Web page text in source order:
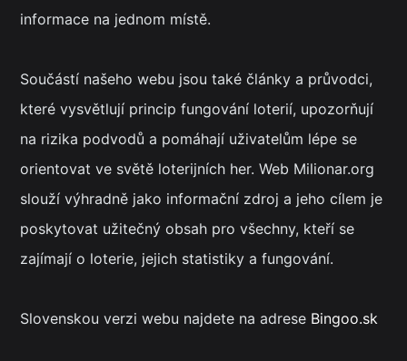
informace na jednom místě.
Součástí našeho webu jsou také články a průvodci,
které vysvětlují princip fungování loterií, upozorňují
na rizika podvodů a pomáhají uživatelům lépe se
orientovat ve světě loterijních her. Web Milionar.org
slouží výhradně jako informační zdroj a jeho cílem je
poskytovat užitečný obsah pro všechny, kteří se
zajímají o loterie, jejich statistiky a fungování.
Slovenskou verzi webu najdete na adrese Bingoo.sk